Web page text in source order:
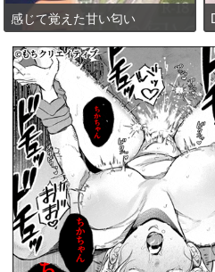
感じて覚えた甘い匂い